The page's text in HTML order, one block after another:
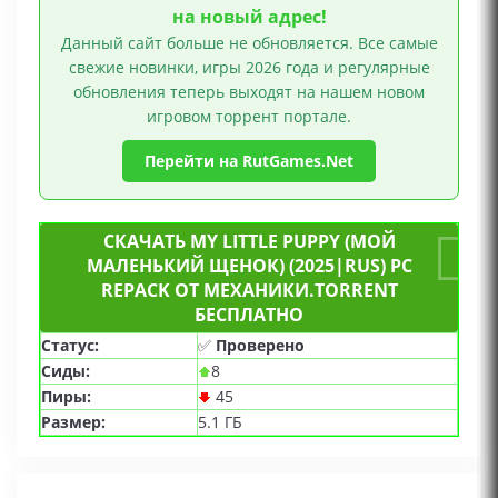
на новый адрес!
Данный сайт больше не обновляется. Все самые
свежие новинки, игры 2026 года и регулярные
обновления теперь выходят на нашем новом
игровом торрент портале.
Перейти на RutGames.Net
СКАЧАТЬ MY LITTLE PUPPY (МОЙ
МАЛЕНЬКИЙ ЩЕНОК) (2025|RUS) PC
REPACK ОТ МЕХАНИКИ.TORRENT
БЕСПЛАТНО
Статус: ✅ Проверено
Сиды:
8
Пиры:
45
Размер:
5.1 ГБ